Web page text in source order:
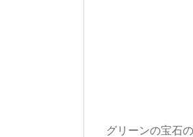
グリーンの宝石